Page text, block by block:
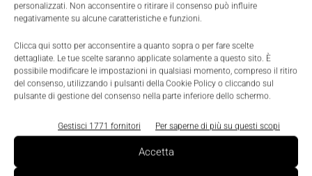
personalizzati. Non acconsentire o ritirare il consenso può influire
negativamente su alcune caratteristiche e funzioni.
Clicca qui sotto per acconsentire a quanto sopra o per fare scelte
dettagliate. Le tue scelte saranno applicate solamente a questo sito. È
possibile modificare le impostazioni in qualsiasi momento, compreso il ritiro
del consenso, utilizzando i pulsanti della Cookie Policy o cliccando sul
pulsante di gestione del consenso nella parte inferiore dello schermo.
Gestisci 1771 fornitori Per saperne di più su questi scopi
Accetta
Progetti per il 2025? Prepararsi all’era